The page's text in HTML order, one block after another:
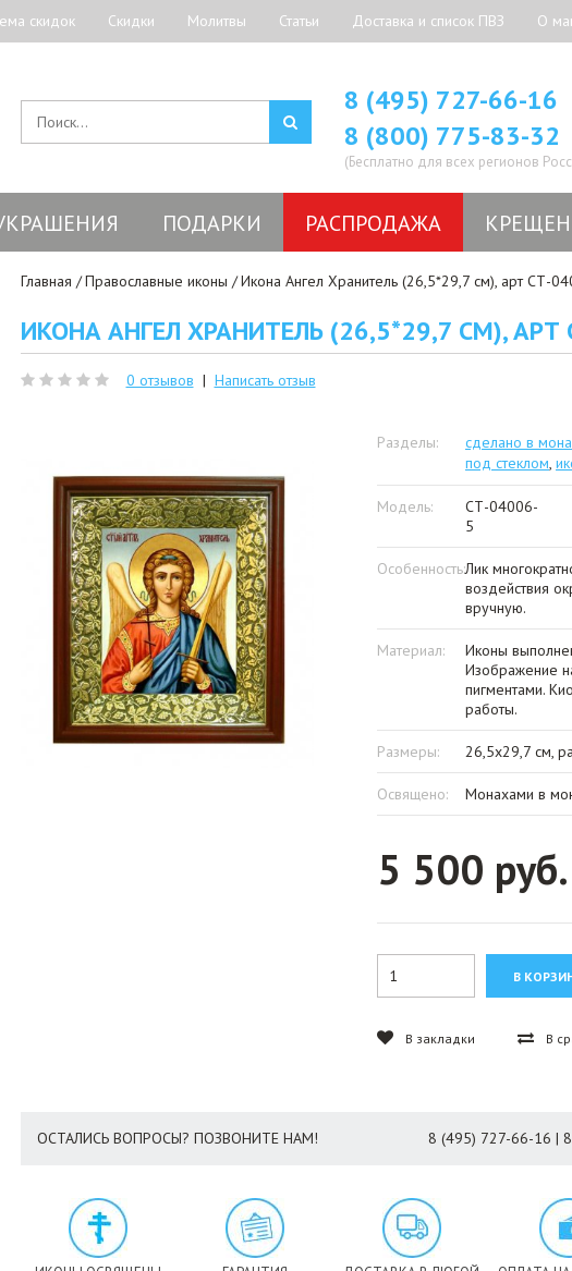
скидок Скидки Молитвы Статьи Доставка и список ПВЗ О
8 (495) 727-66-16
8 (800) 775-83-32
(Бесплатно для всех регионов
ПОДАРКИ РАСПРОДАЖА
Главная Православные иконы Икона Ангел Хранитель (26,5*29,7 см), арт СТ-
ИКОНА АНГЕЛ ХРАНИТЕЛЬ (26,5*29,7 СМ), АРТ
0 отзывов | Написать отзыв
Разделы: сделано в
под стеклом,
Модель:
СТ-04006-
5
Особенность:Лик
воздействия
вручную.
Материал:
Иконы
Изображение
пигментами.
работы.
Размеры: 26,5х29,7 см,
Освящено: Монахами в
5 500 руб.
В закладки В
ОСТАЛИСЬ ВОПРОСЫ? ПОЗВОНИТЕ НАМ! 8 (495) 727-66-16 | 8